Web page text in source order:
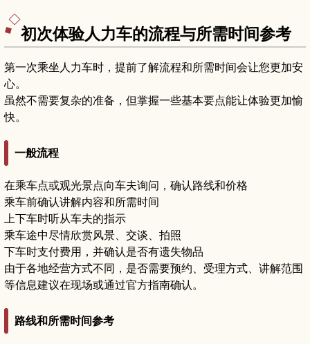
初次体验人力车的流程与所需时间参考
第一次乘坐人力车时，提前了解流程和所需时间会让您更加安
心。
虽然不需要复杂的准备，但掌握一些基本要点能让体验更加愉
快。
一般流程
在乘车点或观光景点向车夫询问，确认路线和价格
乘车前确认讲解内容和所需时间
上下车时听从车夫的指示
乘车途中尽情欣赏风景、交谈、拍照
下车时支付费用，并确认是否有遗失物品
由于各地经营方式不同，是否需要预约、受理方式、讲解范围
等信息建议在现场或通过官方指南确认。
路线和所需时间参考